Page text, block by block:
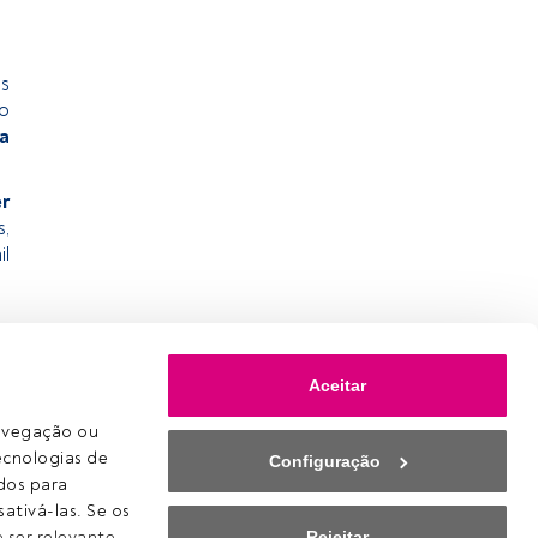
ou
de
para
las. Se os
Aceitar
Configuração